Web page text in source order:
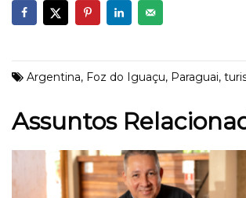
Argentina, Foz do Iguaçu, Paraguai,
Assuntos